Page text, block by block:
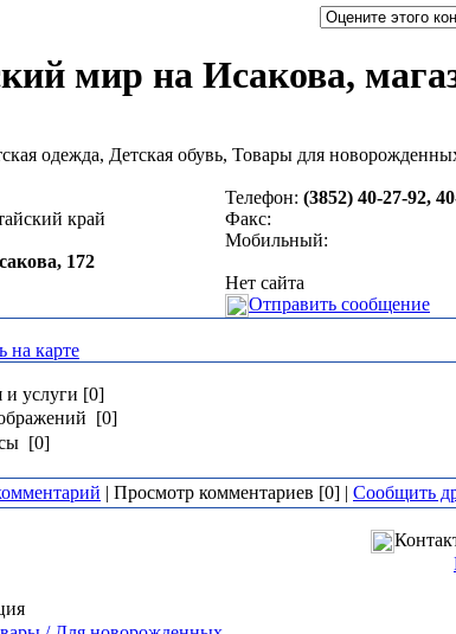
мир на Исакова,
одежда, Детская обувь, Товары для
край
172
Телефон: (3852) 40-27-92,
Факс:
Мобильный:
Нет сайта
Отправить сообщение
на карте
и услуги [0]
[0]
[0]
| Просмотр комментариев [0] | Сообщить